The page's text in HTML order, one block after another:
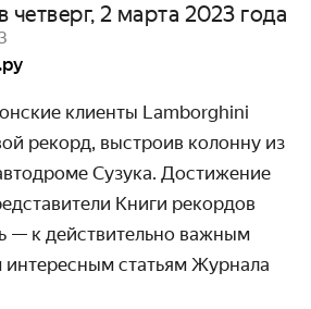
четверг, 2 марта 2023 года
клиенты Lamborghini
рекорд, выстроив колонну из
Сузука. Достижение
Книги рекордов
— к действительно важным
статьям Журнала